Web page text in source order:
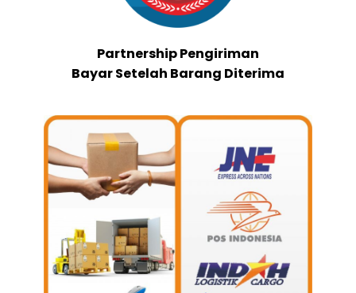
Partnership Pengiriman
Bayar Setelah Barang Diterima